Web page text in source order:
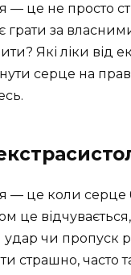
— це не просто
грати за
Які ліки від
серце на
— це коли серце
це
чи пропуск
страшно, часто